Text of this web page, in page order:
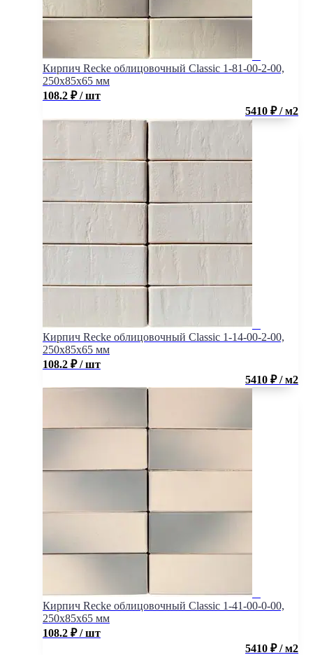
Кирпич Recke облицовочный Classic 1-81-00-2-00,
250x85x65 мм
108.2 ₽ / шт
5410 ₽ / м2
Кирпич Recke облицовочный Classic 1-14-00-2-00,
250x85x65 мм
108.2 ₽ / шт
5410 ₽ / м2
Кирпич Recke облицовочный Classic 1-41-00-0-00,
250x85x65 мм
108.2 ₽ / шт
5410 ₽ / м2